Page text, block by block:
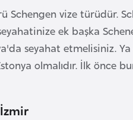
Schengen vize türüdür.
ek başka
seyahat etmelisiniz.
olmalıdır. İlk önce